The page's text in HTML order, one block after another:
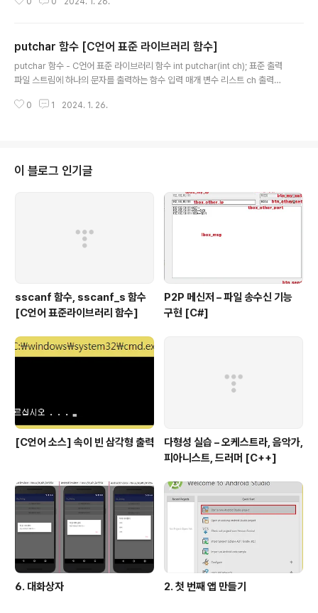
입력 문자열 뒤에 개행 문자를 뒤에 추가하여 출력합니다. 사용 예 //C언어 표준
//puts와 printf 함수 문자열 출력 비교 #include int main(void) { puts("H
ello World");//puts 함수 내부에서 문자열 뒤에 개행 문자를 ..
putchar 함수 [C언어 표준 라이브러리 함수]
putchar 함수 - C언어 표준 라이브러리 함수 int putchar(int ch); 표준 출력
파일 스트림에 하나의 문자를 출력하는 함수 입력 매개 변수 리스트 ch 출력할
사용 예 //C언어 표준 라이브러리 함수 가이드 //int putchar(int ch); 표준 출
'0'; c
0 1 2024. 1. 26.
이 블로그 인기글
sscanf 함수, sscanf_s 함수
[C언어 표준라이브러리 함수]
P2P 메신저 – 파일 송수신 기능
구현 [C#]
[C언어 소스] 속이 빈 삼각형 출력
다형성 실습 – 오케스트라, 음악가,
피아니스트, 드러머 [C++]
6. 대화상자 2. 첫 번째 앱 만들기